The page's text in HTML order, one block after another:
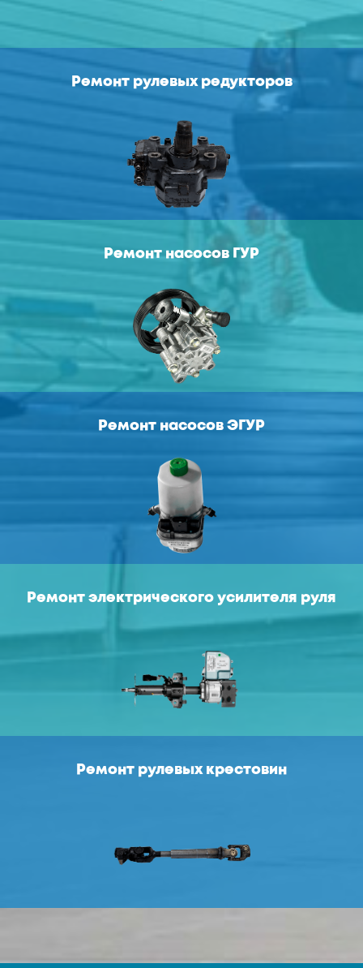
Ремонт рулевых редукторов
Ремонт насосов ГУР
Ремонт насосов ЭГУР
Ремонт электрического усилителя руля
Ремонт рулевых крестовин